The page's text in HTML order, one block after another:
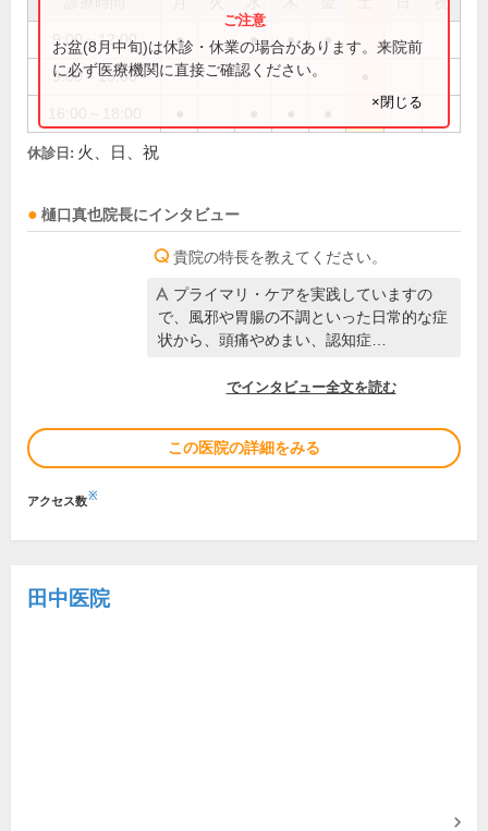
9:00～12:00 ● ● ● ●
9:00～13:00
お盆(8月中旬)は休診・休業の場合があります。来院前
に必ず医療機関に直接ご確認ください。
×閉じる
休診日: 火、日、祝
樋󠄀口真也院長にインタビュー
貴院の特長を教えてください。
プライマリ・ケアを実践していますの
で、風邪や胃腸の不調といった日常的な症
状から、頭痛やめまい、認知症…
DOCTORVIEW
でインタビュー全文を読む
この医院の詳細をみる
アクセス数※
田中医院